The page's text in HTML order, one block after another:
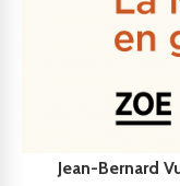
Jean-Bernard